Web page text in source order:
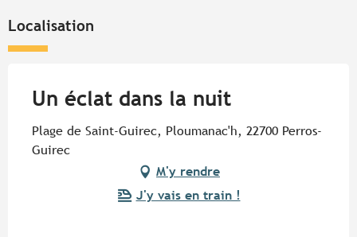
Localisation
Un éclat dans la nuit
Plage de Saint-Guirec, Ploumanac'h, 22700 Perros-
Guirec
M'y rendre
J'y vais en train !